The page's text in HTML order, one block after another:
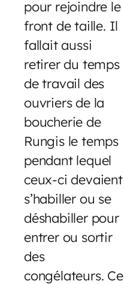
pour rejoindre le
front de taille. Il
fallait aussi
retirer du temps
de travail des
ouvriers de la
boucherie de
Rungis le temps
pendant lequel
ceux-ci devaient
s’habiller ou se
déshabiller pour
entrer ou sortir
des
congélateurs. Ce